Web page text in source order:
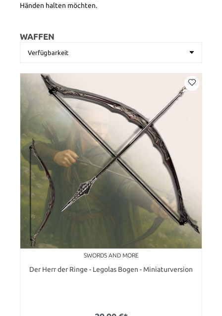
Händen halten möchten.
WAFFEN
SWORDS AND MORE
Der Herr der Ringe - Legolas Bogen - Miniaturversion